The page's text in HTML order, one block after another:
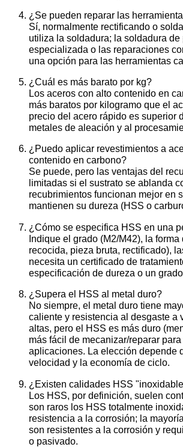
¿Se pueden reparar las
Sí, normalmente rectificando o
utiliza la soldadura; la soldadura de
especializada o las reparaciones
una opción para las herramientas
¿Cuál es más barato por kg?
Los aceros con alto contenido en
más baratos por kilogramo que el
precio del acero rápido es superior
metales de aleación y al
¿Puedo aplicar revestimientos a
contenido en carbono?
Se puede, pero las ventajas del
limitadas si el sustrato se ablanda
recubrimientos funcionan mejor en
mantienen su dureza (HSS o
¿Cómo se especifica HSS en una
Indique el grado (M2/M42), la forma
recocida, pieza bruta, rectificado),
necesita un certificado de
especificación de dureza o un
¿Supera el HSS al metal duro?
No siempre, el metal duro tiene
caliente y resistencia al desgaste a
altas, pero el HSS es más duro
más fácil de mecanizar/reparar
aplicaciones. La elección depende
velocidad y la economía de ciclo.
¿Existen calidades HSS
Los HSS, por definición, suelen
son raros los HSS totalmente
resistencia a la corrosión; la
son resistentes a la corrosión y
o pasivado.